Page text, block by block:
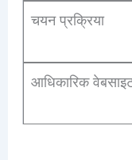
चयन प्रक्रिया
आधिकारिक